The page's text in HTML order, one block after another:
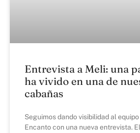
Entrevista a Meli: una
ha vivido en una de
cabañas
Seguimos dando visibilidad al
Encanto con una nueva entrevista.